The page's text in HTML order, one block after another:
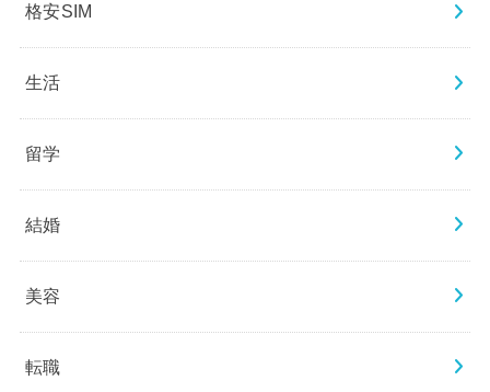
格安SIM
生活
留学
結婚
美容
転職